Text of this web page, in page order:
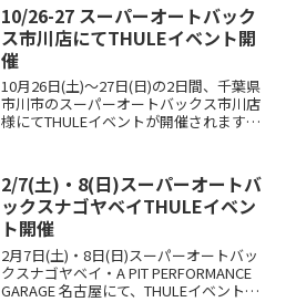
キャンプ・旅行に最適なキャリアの準備
をしませんか？...
10/26-27 スーパーオートバック
ス市川店にてTHULEイベント開
催
10月26日(土)〜27日(日)の2日間、千葉県
市川市のスーパーオートバックス市川店
様にてTHULEイベントが開催されます。
弊社スタッフがお客様にベストなTHULE
製品...
2/7(土)・8(日)スーパーオートバ
ックスナゴヤベイTHULEイベン
ト開催
2月7日(土)・8日(日)スーパーオートバッ
クスナゴヤベイ・A PIT PERFORMANCE
GARAGE 名古屋にて、THULEイベントを